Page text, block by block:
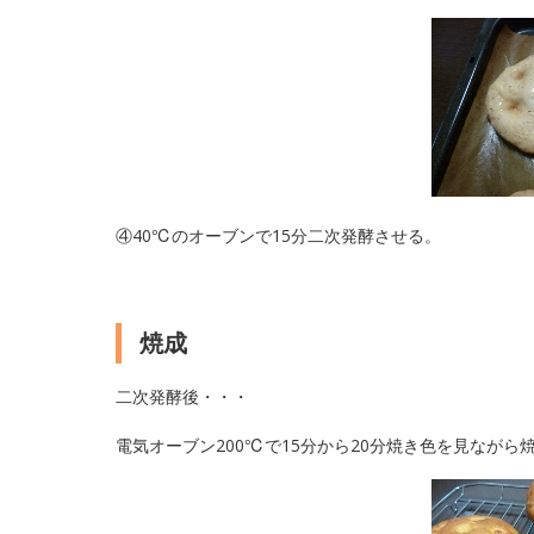
④40℃のオーブンで15分二次発酵させる。
焼成
二次発酵後・・・
電気オーブン200℃で15分から20分焼き色を見ながら